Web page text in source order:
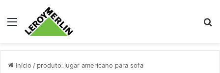
Menu
Início / produto_lugar americano para sofa